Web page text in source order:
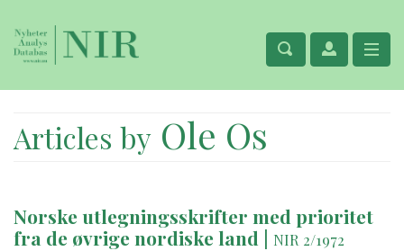
Articles by Ole Os
Norske utlegningsskrifter med prioritet
fra de øvrige nordiske land | NIR 2/1972